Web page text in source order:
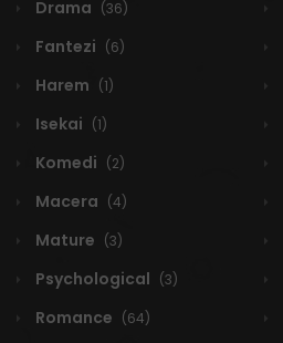
Drama (36)
Fantezi (6)
Harem (1)
Isekai (1)
Komedi (2)
Macera (4)
Mature (3)
Psychological (3)
Romance (64)